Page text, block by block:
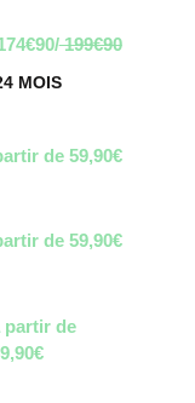
199€90
MOIS
de 59,90€
de 59,90€
partir de